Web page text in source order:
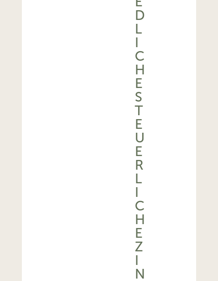
D
L
I
C
H
E
S
T
E
U
E
R
L
I
C
H
E
Z
I
N